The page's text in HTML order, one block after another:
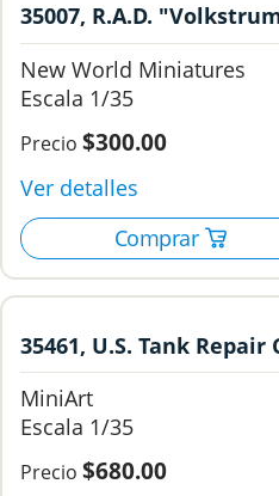
35007, R.A.D.
New World Miniatures.
New World Miniatures
1/35
$300.00
35461, U.S. Tank Repair
Continental W-670
Mini Art.
MiniArt
1/35
$680.00